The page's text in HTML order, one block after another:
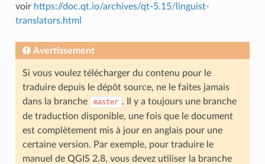
voir https://doc.qt.io/archives/qt-5.15/linguist-
translators.html
Avertissement
Si vous voulez télécharger du contenu pour le
traduire depuis le dépôt source, ne le faites jamais
dans la branche
master . Il y a toujours une branche
de traduction disponible, une fois que le document
est complètement mis à jour en anglais pour une
certaine version. Par exemple, pour traduire le
manuel de QGIS 2.8, vous devez utiliser la branche